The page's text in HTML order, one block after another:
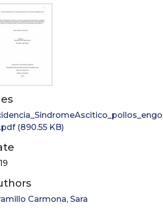
(890.55 KB)
Carmona, Sara